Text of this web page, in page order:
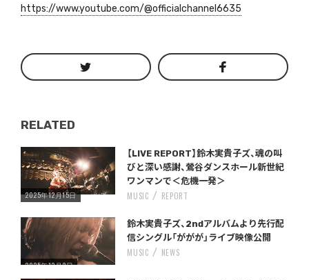
https://www.youtube.com/@officialchannel6635
RELATED
Warning : Undefined variable $post_id in
/home/storywriter/storywriter.tokyo/public_html/wp-content/themes/StoryWriter/single.phpon line242
【LIVE REPORT】鈴木実貴子ズ、魂の叫
びと深い感謝、鶯谷ダンスホール新世紀
ワンマンで＜危機一発＞
2025年12月15日
MUSIC REPORT
Warning : Undefined variable $post_id in
/home/storywriter/storywriter.tokyo/public_html/wp-content/themes/StoryWriter/single.phpon line242
鈴木実貴子ズ、2ndアルバムより先行配
信シングル「ががが」ライブ映像公開
2025年12月2日
MUSIC NEWS